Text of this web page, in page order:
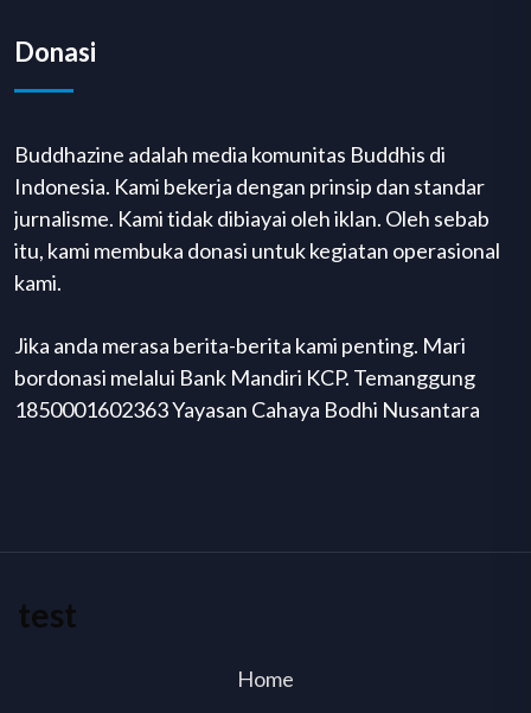
Donasi
Buddhazine adalah media komunitas Buddhis di
Indonesia. Kami bekerja dengan prinsip dan standar
jurnalisme. Kami tidak dibiayai oleh iklan. Oleh sebab
itu, kami membuka donasi untuk kegiatan operasional
kami.
Jika anda merasa berita-berita kami penting. Mari
bordonasi melalui Bank Mandiri KCP. Temanggung
1850001602363 Yayasan Cahaya Bodhi Nusantara
test
Home